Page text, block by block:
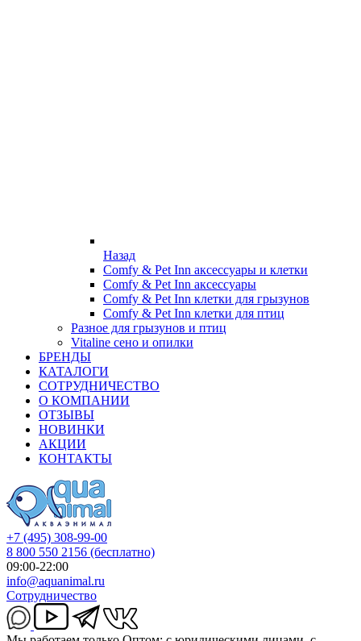
Назад
Comfy & Pet Inn аксессуары и клетки
Comfy & Pet Inn аксессуары
Comfy & Pet Inn клетки для грызунов
Comfy & Pet Inn клетки для птиц
Разное для грызунов и птиц
Vitaline сено и опилки
БРЕНДЫ
КАТАЛОГИ
СОТРУДНИЧЕСТВО
О КОМПАНИИ
ОТЗЫВЫ
НОВИНКИ
АКЦИИ
КОНТАКТЫ
+7 (495) 308-99-00
8 800 550 2156 (бесплатно)
09:00-22:00
info@aquanimal.ru
Сотрудничество